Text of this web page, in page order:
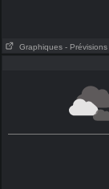
Graphiques - Prévisions